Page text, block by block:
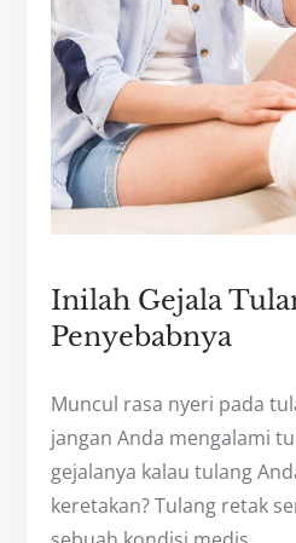
Inilah Gejala
Penyebabnya
Muncul rasa nyeri pada
jangan Anda mengalami
gejalanya kalau tulang
keretakan? Tulang retak